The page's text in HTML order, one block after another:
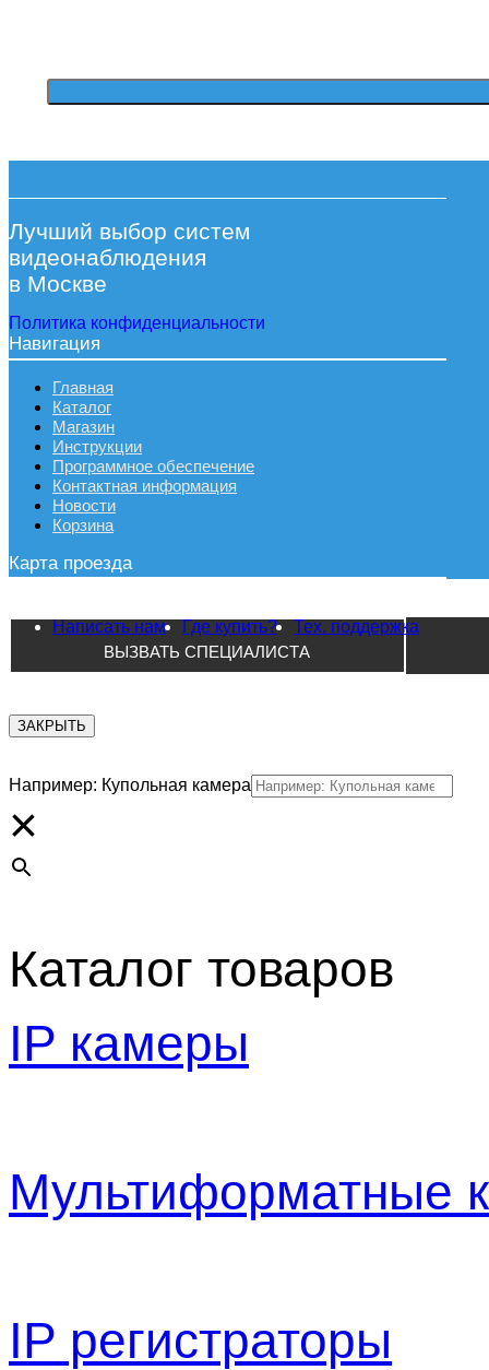
Лучший выбор систем
видеонаблюдения
в Москве
Политика конфиденциальности
Навигация
Главная
Каталог
Магазин
Инструкции
Программное обеспечение
Контактная информация
Новости
Корзина
Карта проезда
Написать нам Где купить?
Тех. поддержка
ВЫЗВАТЬ СПЕЦИАЛИСТА
ЗАКРЫТЬ
Например: Купольная камера
×
Каталог товаров
IP камеры
Мультиформатные
IP регистраторы